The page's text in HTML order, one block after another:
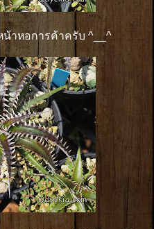
าหอการค้าครับ ^__^